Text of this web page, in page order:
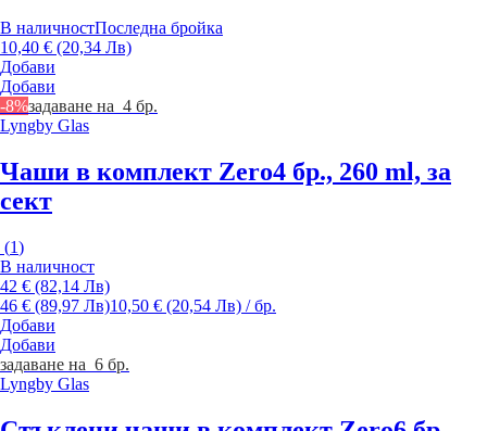
В наличностПоследна бройка
10,40 € (20,34 Лв)
Добави
Добави
-8%задаване на 4 бр.
Lyngby Glas
Чаши в комплект Zero4 бр., 260 ml, за
сект
(1)
В наличност
42 € (82,14 Лв)
46 € (89,97 Лв)10,50 € (20,54 Лв) / бр.
Добави
Добави
задаване на 6 бр.
Lyngby Glas